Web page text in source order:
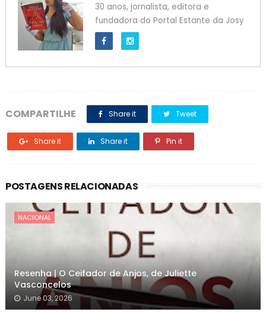
30 anos, jornalista, editora e
fundadora do Portal Estante da Josy
COMPARTILHE Share it Tweet
Share it Share it Pin it
POSTAGENS RELACIONADAS
NACIONAL
Resenha | O Ceifador de Anjos, de Juliette
Vasconcelos
June 03, 2026